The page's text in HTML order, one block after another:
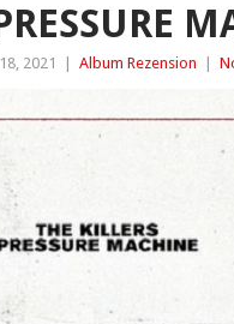
2021 Album Rezension